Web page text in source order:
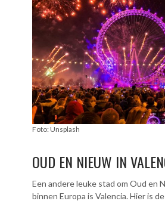
Foto: Unsplash
OUD EN NIEUW IN
Een andere leuke stad om Oud en
binnen Europa is Valencia. Hier is